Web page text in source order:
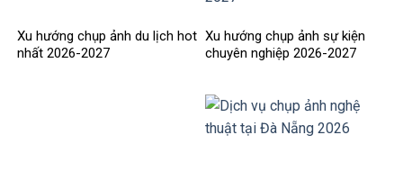
Xu hướng chụp ảnh du lịch hot
nhất 2026-2027
Xu hướng chụp ảnh sự kiện
chuyên nghiệp 2026-2027